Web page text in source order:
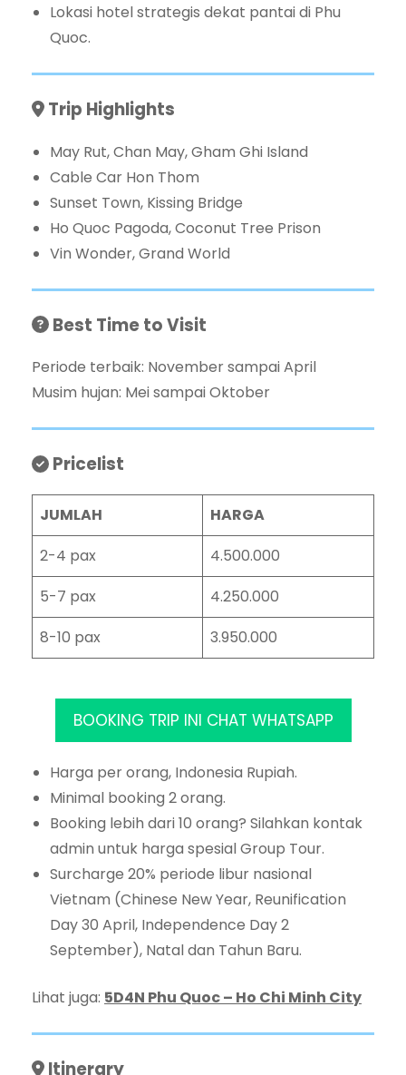
Lokasi hotel strategis dekat pantai di Phu
Quoc.
Trip Highlights
May Rut, Chan May, Gham Ghi Island
Cable Car Hon Thom
Sunset Town, Kissing Bridge
Ho Quoc Pagoda, Coconut Tree Prison
Vin Wonder, Grand World
Best Time to Visit
Periode terbaik: November sampai April
Musim hujan: Mei sampai Oktober
Pricelist
JUMLAH
HARGA
2-4 pax
4.500.000
5-7 pax
4.250.000
8-10 pax
3.950.000
BOOKING TRIP INI CHAT WHATSAPP
Harga per orang, Indonesia Rupiah.
Minimal booking 2 orang.
Booking lebih dari 10 orang? Silahkan kontak
admin untuk harga spesial Group Tour.
Surcharge 20% periode libur nasional
Vietnam (Chinese New Year, Reunification
Day 30 April, Independence Day 2
September), Natal dan Tahun Baru.
Lihat juga: 5D4N Phu Quoc – Ho Chi Minh City
Itinerary